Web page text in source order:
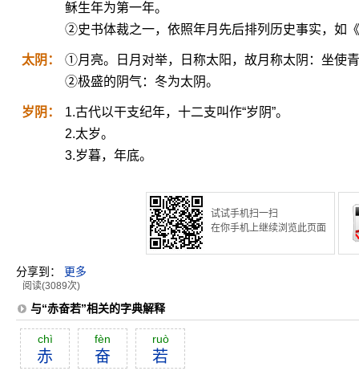
稣生年为第一年。
②史书体裁之一，依照年月先后排列历史事实，如
太阴：
①月亮。日月对举，日称太阳，故月称太阴：坐使
②极盛的阴气：冬为太阴。
岁阴：
1.古代以干支纪年，十二支叫作“岁阴”。
2.太岁。
3.岁暮，年底。
试试手机扫一扫
在你手机上继续浏览此页面
分享到： 更多
阅读(3089次)
与“赤奋若”相关的字典解释
chì
赤
fèn
奋
ruò
若